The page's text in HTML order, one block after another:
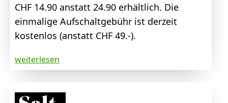
CHF 14.90 anstatt 24.90 erhältlich. Die
einmalige Aufschaltgebühr ist derzeit
kostenlos (anstatt CHF 49.-).
weiterlesen